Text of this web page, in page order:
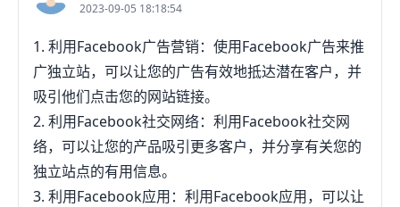
2023-09-05 18:18:54
1. 利用Facebook广告营销：使用Facebook广告来推
广独立站，可以让您的广告有效地抵达潜在客户，并
吸引他们点击您的网站链接。
2. 利用Facebook社交网络：利用Facebook社交网
络，可以让您的产品吸引更多客户，并分享有关您的
独立站点的有用信息。
3. 利用Facebook应用：利用Facebook应用，可以让